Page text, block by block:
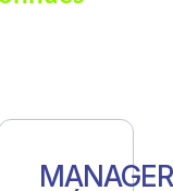
MANAGER